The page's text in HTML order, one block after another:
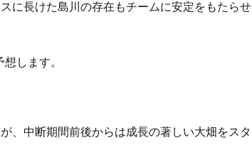
に長けた島川の存在もチームに安定をもたらせ
します。
、中断期間前後からは成長の著しい大畑をスタ